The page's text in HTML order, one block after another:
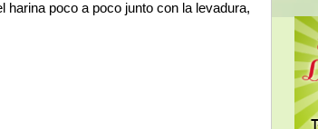
poco a poco junto con la levadura,